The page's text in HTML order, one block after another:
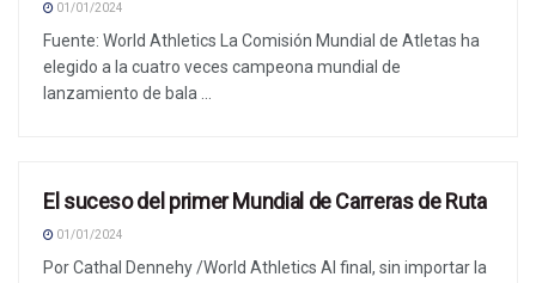
01/01/2024
Fuente: World Athletics La Comisión Mundial de Atletas ha
elegido a la cuatro veces campeona mundial de
lanzamiento de bala ...
NOTICIAS
El suceso del primer Mundial de Carreras de Ruta
01/01/2024
Por Cathal Dennehy /World Athletics Al final, sin importar la